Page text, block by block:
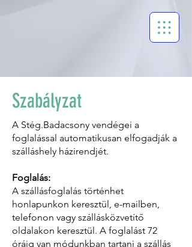
Szabályzat
A Stég.Badacsony vendégei a
foglalással automatikusan elfogadják a
szálláshely házirendjét.
Foglalás:
A szállásfoglalás történhet
honlapunkon keresztül, e-mailben,
telefonon vagy szállásközvetítő
oldalakon keresztül. A foglalást 72
óráig van módunkban tartani a szállás